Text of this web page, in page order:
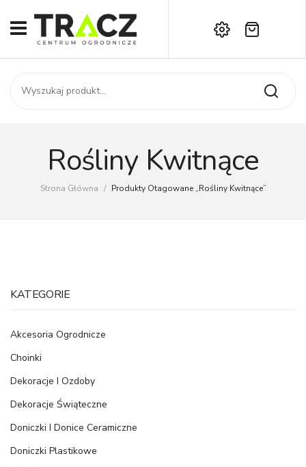
START
SKLEP
AKTUALNOŚCI
Kontakt
Brak produktów w koszyku.
Rośliny Kwitnące
Strona Główna / Produkty Otagowane „Rośliny Kwitnące”
KATEGORIE
Akcesoria Ogrodnicze
Choinki
Dekoracje I Ozdoby
Dekoracje Świąteczne
Doniczki I Donice Ceramiczne
Doniczki Plastikowe